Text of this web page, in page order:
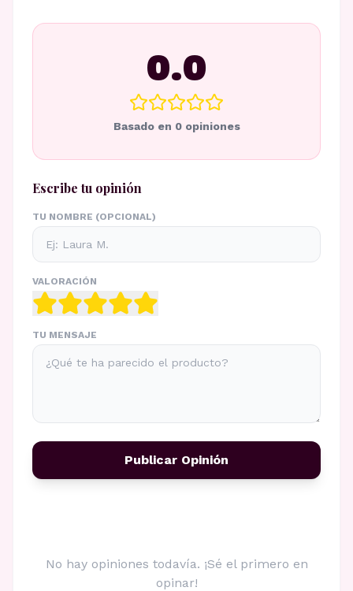
0.0
Basado en 0opiniones
Escribe tu opinión
TU NOMBRE (OPCIONAL)
VALORACIÓN
TU MENSAJE
Publicar Opinión
No hay opiniones todavía. ¡Sé el primero en
opinar!